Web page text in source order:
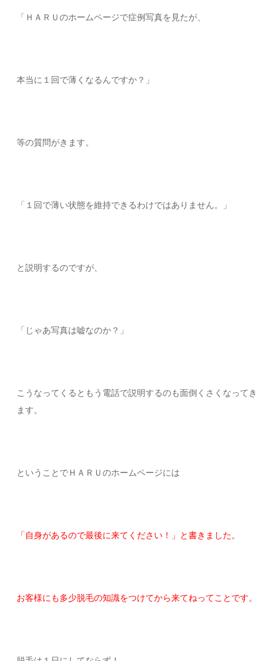
「ＨＡＲＵのホームページで症例写真を見たが、
本当に１回で薄くなるんですか？」
等の質問がきます。
「１回で薄い状態を維持できるわけではありません。」
と説明するのですが、
「じゃあ写真は嘘なのか？」
こうなってくるともう電話で説明するのも面倒くさくなってき
ます。
ということでＨＡＲＵのホームページには
「自身があるので最後に来てください！」と書きました。
お客様にも多少脱毛の知識をつけてから来てねってことです。